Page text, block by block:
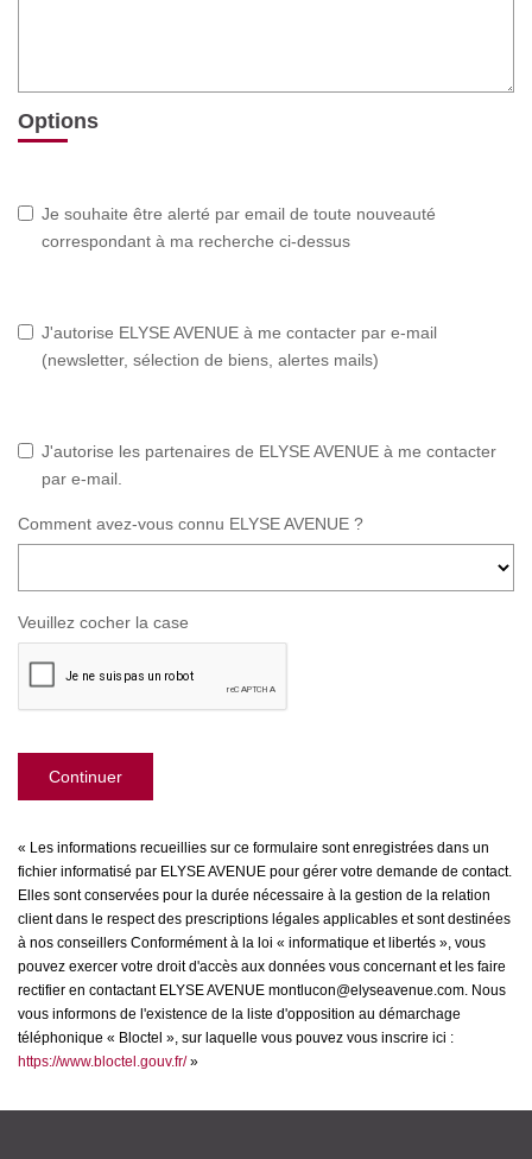
Options
Je souhaite être alerté par email de toute nouveauté
correspondant à ma recherche ci-dessus
J'autorise ELYSE AVENUE à me contacter par e-mail
(newsletter, sélection de biens, alertes mails)
J'autorise les partenaires de ELYSE AVENUE à me contacter
par e-mail.
Comment avez-vous connu ELYSE AVENUE ?
Veuillez cocher la case
Continuer
« Les informations recueillies sur ce formulaire sont enregistrées dans un
fichier informatisé par ELYSE AVENUE pour gérer votre demande de contact.
Elles sont conservées pour la durée nécessaire à la gestion de la relation
client dans le respect des prescriptions légales applicables et sont destinées
à nos conseillers Conformément à la loi « informatique et libertés », vous
pouvez exercer votre droit d'accès aux données vous concernant et les faire
rectifier en contactant ELYSE AVENUE montlucon@elyseavenue.com. Nous
vous informons de l'existence de la liste d'opposition au démarchage
téléphonique « Bloctel », sur laquelle vous pouvez vous inscrire ici :
https://www.bloctel.gouv.fr/»